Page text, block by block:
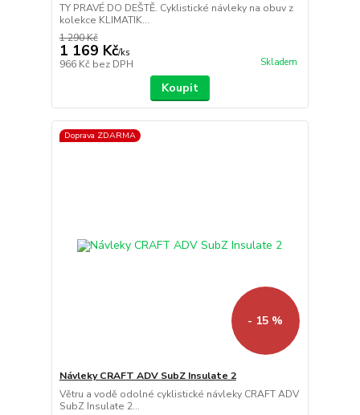
TY PRAVÉ DO DEŠTĚ. Cyklistické návleky na obuv z
kolekce KLIMATIK...
1 290 Kč
1 169 Kč/ks
966 Kč bez DPH Skladem
Koupit
Doprava ZDARMA
- 15 %
Návleky CRAFT ADV SubZ Insulate 2
Větru a vodě odolné cyklistické návleky CRAFT ADV
SubZ Insulate 2...